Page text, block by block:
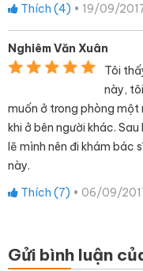
Thích (4) • 19/09/
Nghiêm Văn Xuân
Tôi
này,
muốn ở trong phòng một
khi ở bên người khác.
lẽ mình nên đi khám bác
này.
Thích (7) • 06/09/
Gửi bình luận